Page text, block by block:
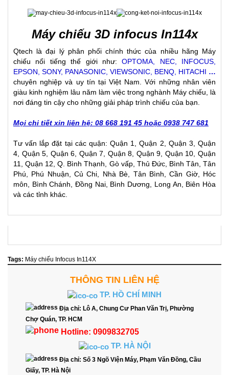
Máy chiếu 3D infocus In114x
Qtech là đại lý phân phối chính thức của nhiều hãng Máy
chiếu nổi tiếng thế giới như:OPTOMA, NEC, INFOCUS,
EPSON, SONY, PANASONIC, VIEWSONIC, BENQ, HITACHI …
chuyên nghiệp và uy tín tại Việt Nam. Với những nhân viên
giàu kinh nghiệm lâu năm làm việc trong nghành Máy chiếu, là
nơi đáng tin cậy cho những giải pháp trình chiếu của bạn.
Mọi chi tiết xin liên hệ: 08 668 191 45 hoặc 0938 747 681
Tư vấn lắp đặt tại các quận: Quận 1, Quận 2, Quận 3, Quận
4, Quận 5, Quận 6, Quận 7, Quận 8, Quận 9, Quận 10, Quận
11, Quận 12, Q. Bình Thạnh, Gò vấp, Thủ Đức, Bình Tân, Tân
Phú, Phú Nhuận, Củ Chi, Nhà Bè, Tân Bình, Cần Giờ, Hóc
môn, Bình Chánh, Đồng Nai, Bình Dương, Long An, Biên Hòa
và các tỉnh khác.
Tags: Máy chiếu Infocus In114X
THÔNG TIN LIÊN HỆ
TP. HỒ CHÍ MINH
Địa chỉ: Lô A, Chung Cư Phan Văn Trị, Phường
Chợ Quán, TP. HCM
Hotline: 0909832705
TP. HÀ NỘI
Địa chỉ: Số 3 Ngõ Viện Máy, Phạm Văn Đồng, Cầu
Giấy, TP. Hà Nội